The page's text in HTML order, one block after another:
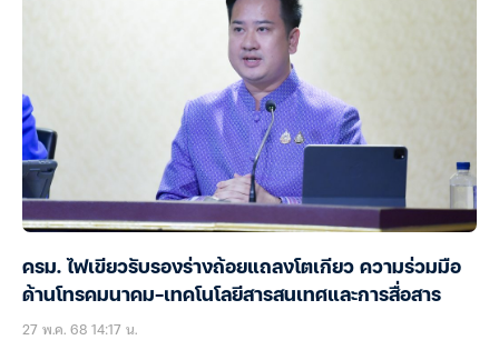
ครม. ไฟเขียวรับรองร่างถ้อยแถลงโตเกียว ความร่วมมือ
ด้านโทรคมนาคม-เทคโนโลยีสารสนเทศและการสื่อสาร
27 พ.ค. 68 14:17 น.